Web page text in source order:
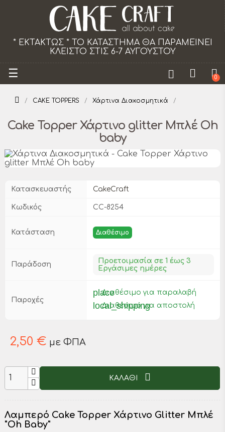
Το κατάστημα θα παραμείνει κλειστό
από 18/07 εως 29/08.
Toggle
navigation
☰ 0
CAKE TOPPERS Χάρτινα Διακοσμητικά
Cake Topper Χάρτινο glitter Μπλέ Oh
baby
Κατασκευαστής CakeCraft
Κωδικός CC-8254
Κατάσταση Διαθέσιμο
Παράδοση
Προετοιμασία σε 1 έως 3
Εργάσιμες ημέρες
Παροχές
place
Διαθέσιμο για παραλαβή
local_shipping
Διαθέσιμο για αποστολή
2,50 € με ΦΠΑ
ΚΑΛΑΘΙ
Λαμπερό Cake Topper Χάρτινο Glitter Μπλέ
"Oh Baby"